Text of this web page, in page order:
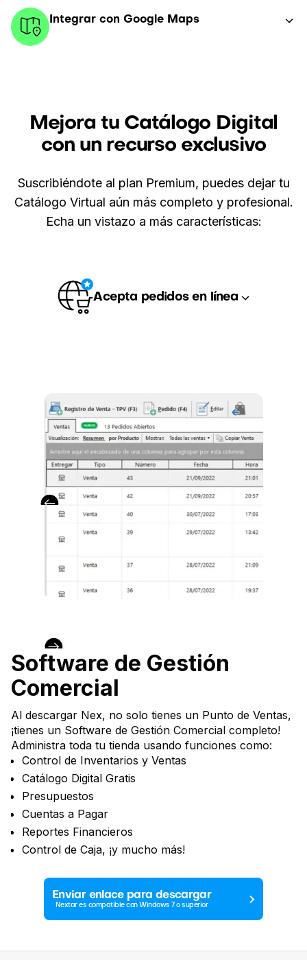
Integrar con Google Maps
Mejora tu Catálogo Digital
con un recurso exclusivo
Suscribiéndote al plan Premium, puedes dejar tu
Catálogo Virtual aún más completo y profesional.
Echa un vistazo a más características:
Acepta pedidos en línea
Software de Gestión
Comercial
Al descargar Nex, no solo tienes un Punto de Ventas,
¡tienes un Software de Gestión Comercial completo!
Administra toda tu tienda usando funciones como:
Control de Inventarios y Ventas
Catálogo Digital Gratis
Presupuestos
Cuentas a Pagar
Reportes Financieros
Control de Caja, ¡y mucho más!
Enviar enlace para descargar
Nextar es compatible con Windows 7 o superior